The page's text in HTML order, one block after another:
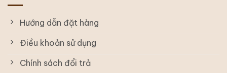
Hướng dẫn đặt hàng
Điều khoản sử dụng
Chính sách đổi trả